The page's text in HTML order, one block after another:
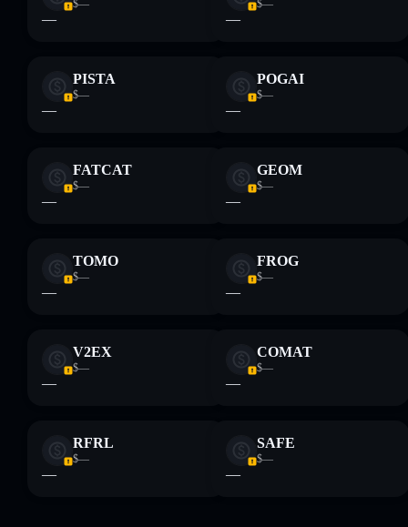
$—
—
$—
—
PISTA
$—
—
POGAI
$—
—
FATCAT
$—
—
GEOM
$—
—
TOMO
$—
—
FROG
$—
—
V2EX
$—
—
COMAT
$—
—
RFRL
$—
—
SAFE
$—
—